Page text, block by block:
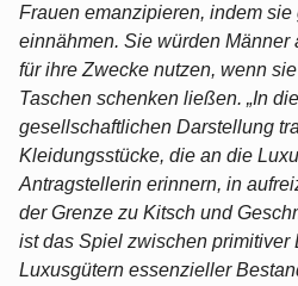
Frauen emanzipieren, indem
einnähmen. Sie würden Männer
für ihre Zwecke nutzen, wenn
Taschen schenken ließen. „In
gesellschaftlichen Darstellung
Kleidungsstücke, die an die
Antragstellerin erinnern, in
der Grenze zu Kitsch und
ist das Spiel zwischen primitiver
Luxusgütern essenzieller